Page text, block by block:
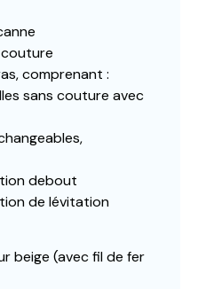
couture
comprenant :
sans couture avec
debout
de lévitation
beige (avec fil de fer